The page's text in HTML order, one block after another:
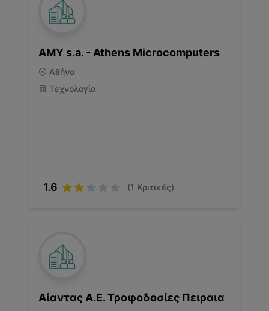
AMY s.a. - Athens Microcomputers
Αθήνα
Τεχνολογία
1.6 (1 Κριτικές)
Αίαντας Α.Ε. Τροφοδοσίες Πειραια